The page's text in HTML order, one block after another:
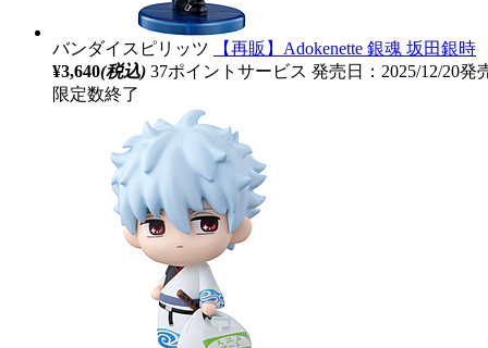
バンダイスピリッツ
【再販】Adokenette 銀魂 坂田銀時
¥3,640(税込) 37ポイントサービス 発売日：2025/12/20発
限定数終了